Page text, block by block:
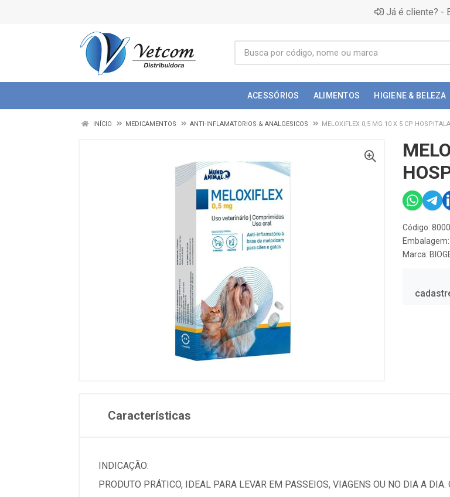
Já é cliente? -
ACESSÓRIOS ALIMENTOS HIGIENE & BELEZA
INÍCIO MEDICAMENTOS ANTI-INFLAMATORIOS & ANALGESICOS MELOXIFLEX 0,5 MG 10 X 5 CP
Código:
Embalagem:
Marca:
Características
INDICAÇÃO:
PRODUTO PRÁTICO, IDEAL PARA LEVAR EM PASSEIOS, VIAGENS OU NO DIA A